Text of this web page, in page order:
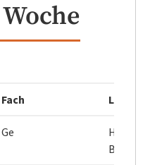
Fach Lehrer
Ge
Herr
Bleek